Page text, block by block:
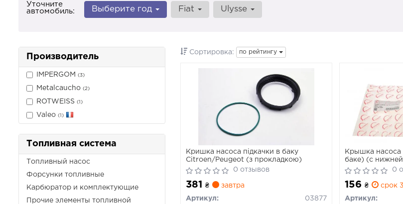
Уточните
автомобиль:
Выберите год Fiat Ulysse
Производитель
IMPERGOM (3)
Metalcaucho (2)
ROTWEISS (1)
Valeo (1)
Топливная система
Топливный насос
Форсунки топливные
Карбюратор и комплектующие
Прочие элементы топливной
Сортировка: по рейтингу
Кришка насоса підкачки в баку
Citroen/Peugeot (з прокладкою)
0 отзывов
381 ₴ завтра
Артикул:
03877
Крышка
баке) (с
94-
0
156₴ срок
Артикул: